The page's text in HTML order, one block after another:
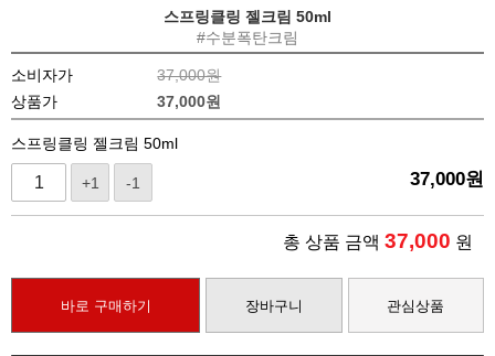
스프링클링 젤크림 50ml
#수분폭탄크림
소비자가
37,000원
상품가
37,000원
스프링클링 젤크림 50ml
+1 -1 37,000원
총 상품 금액 37,000 원
바로 구매하기 장바구니 관심상품